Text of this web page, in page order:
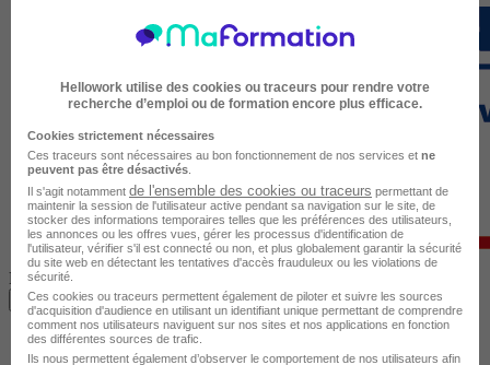
Formation finançable avec votre compte CPF
Je m’inscris à cette formation
Hellowork utilise des cookies ou traceurs pour rendre votre
recherche d’emploi ou de formation encore plus efficace.
Cookies strictement nécessaires
Ces traceurs sont nécessaires au bon fonctionnement de nos services et ne
peuvent pas être désactivés
Il s'agit notamment de l'ensemble des cookies ou traceurs permettant de
maintenir la session de l'utilisateur active pendant sa navigation sur le site, de
stocker des informations temporaires telles que les préférences des utilisateurs,
les annonces ou les offres vues, gérer les processus d'identification de
l'utilisateur, vérifier s'il est connecté ou non, et plus globalement garantir la sécurité
du site web en détectant les tentatives d'accès frauduleux ou les violations de
sécurité.
Ces cookies ou traceurs permettent également de piloter et suivre les sources
d'acquisition d'audience en utilisant un identifiant unique permettant de comprendre
comment nos utilisateurs naviguent sur nos sites et nos applications en fonction
des différentes sources de trafic.
Ils nous permettent également d’observer le comportement de nos utilisateurs afin